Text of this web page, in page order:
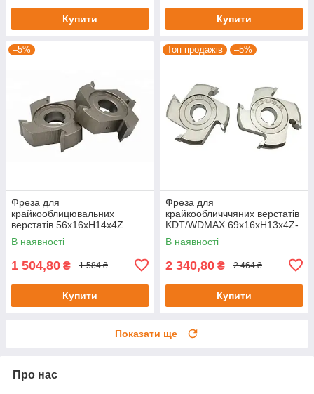
Купити Купити
–5%
Фреза для
крайкооблицювальних
верстатів 56х16хH14х4Z
В наявності
1 504,80 ₴ 1 584 ₴
Купити
Топ продажів –5%
Фреза для
крайкообличччяних верстатів
KDT/WDMAX 69х16хH13х4Z-
R3
В наявності
2 340,80 ₴ 2 464 ₴
Купити
Показати ще
Про нас